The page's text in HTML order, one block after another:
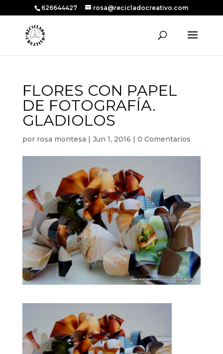
626644427 rosa@recicladocreativo.com
FLORES CON PAPEL
DE FOTOGRAFÍA.
GLADIOLOS
por rosa montesa | Jun 1, 2016 | 0 Comentarios